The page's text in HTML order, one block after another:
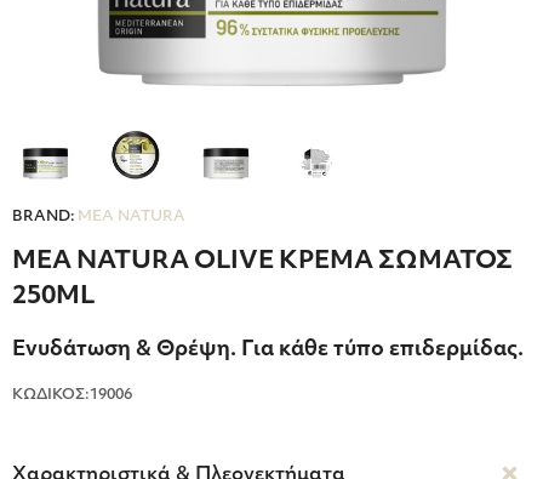
BRAND: MEA NATURA
MEA NATURA OLIVE ΚΡΕΜΑ ΣΩΜΑΤΟΣ
250ML
Ενυδάτωση & Θρέψη. Για κάθε τύπο επιδερμίδας.
ΚΩΔΙΚΟΣ:19006